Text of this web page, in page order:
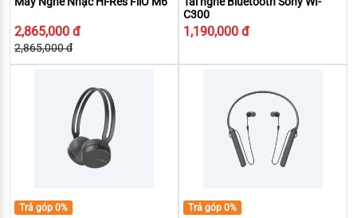
2,865,000 đ
2,865,000 đ
C300
1,190,000 đ
Trả góp 0% Trả góp 0%